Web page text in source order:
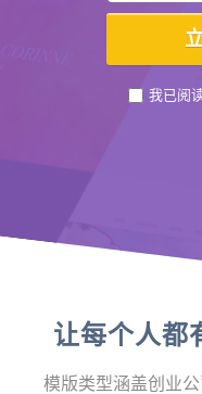
我已阅
让每个人都
模版类型涵盖创业